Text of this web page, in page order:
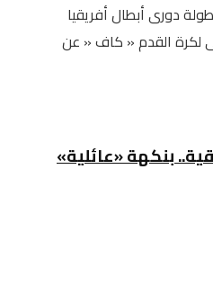
دورى أبطال أفريقيا
لكرة القدم « كاف « عن